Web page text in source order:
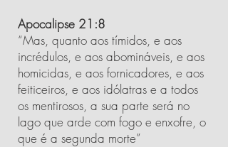
Apocalipse 21:8
“Mas, quanto aos tímidos, e aos
incrédulos, e aos abomináveis, e aos
homicidas, e aos fornicadores, e aos
feiticeiros, e aos idólatras e a todos
os mentirosos, a sua parte será no
lago que arde com fogo e enxofre, o
que é a segunda morte”